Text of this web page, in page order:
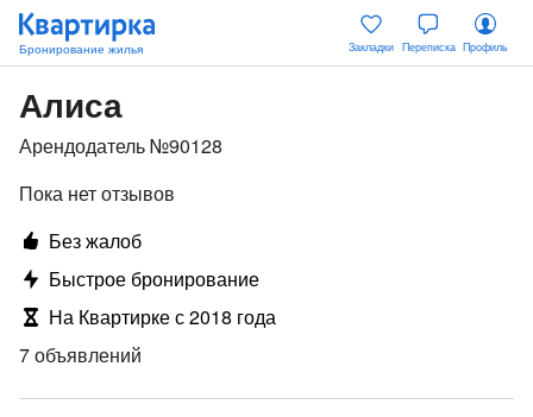
Закладки Переписка Профиль
Алиса
Арендодатель №90128
Пока нет отзывов
Без жалоб
Быстрое бронирование
На Квартирке с 2018 года
7 объявлений